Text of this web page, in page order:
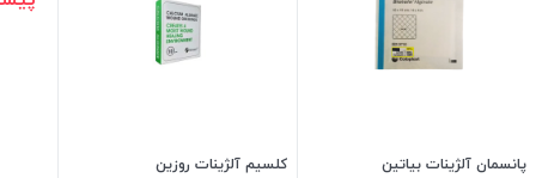
پانسمان آلژینات بیاتین
کلسیم آلژینات روزین